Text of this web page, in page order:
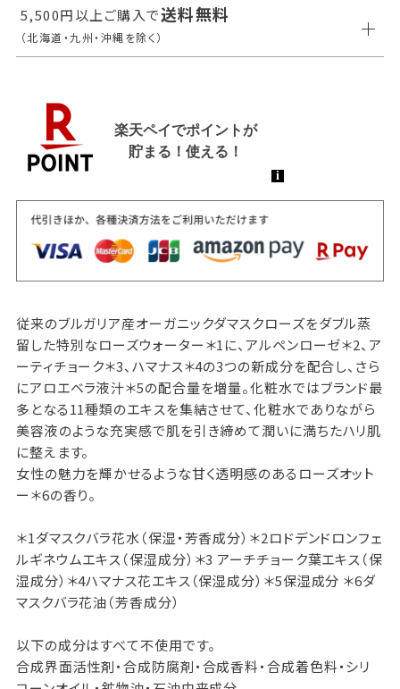
5,500円以上ご購入で送料無料
（北海道・九州・沖縄を除く）
従来のブルガリア産オーガニックダマスクローズをダブル蒸
留した特別なローズウォーター＊1に、アルペンローゼ＊2、ア
ーティチョーク＊3、ハマナス＊4の3つの新成分を配合し、さら
にアロエベラ液汁＊5の配合量を増量。化粧水ではブランド最
多となる11種類のエキスを集結させて、化粧水でありながら
美容液のような充実感で肌を引き締めて潤いに満ちたハリ肌
に整えます。
女性の魅力を輝かせるような甘く透明感のあるローズオット
ー＊6の香り。
＊1ダマスクバラ花水（保湿・芳香成分）＊2ロドデンドロンフェ
ルギネウムエキス（保湿成分）＊3 アーチチョーク葉エキス（保
湿成分）＊4ハマナス花エキス（保湿成分）＊5保湿成分 ＊6ダ
マスクバラ花油（芳香成分）
以下の成分はすべて不使用です。
合成界面活性剤・合成防腐剤・合成香料・合成着色料・シリ